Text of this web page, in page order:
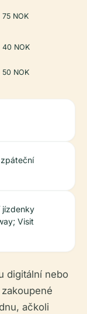
75 NOK
40 NOK
50 NOK
jízdenky
Visit
digitální nebo
ačkoli